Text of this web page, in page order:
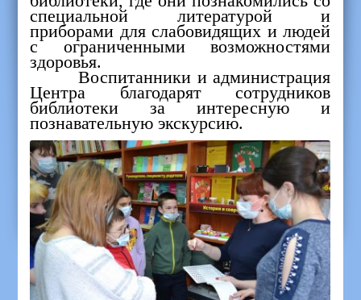
специальной литературой и
приборами для слабовидящих и людей
с ограниченными возможностями
здоровья.
Воспитанники и администрация
Центра благодарят сотрудников
библиотеки за интересную и
познавательную экскурсию.